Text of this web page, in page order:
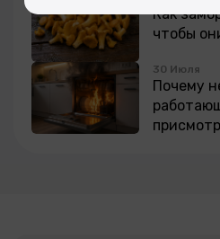
Как
чтобы
30 Июля
Почему